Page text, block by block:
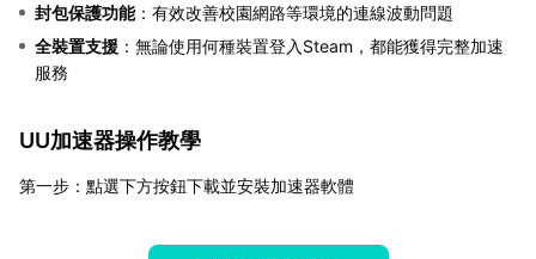
封包保護功能：有效改善校園網路等環境的連線波動問題
全裝置支援 ：無論使用何種裝置登入Steam，都能獲得完整加速
服務
UU加速器操作教學
第一步：點選下方按鈕下載並安裝加速器軟體